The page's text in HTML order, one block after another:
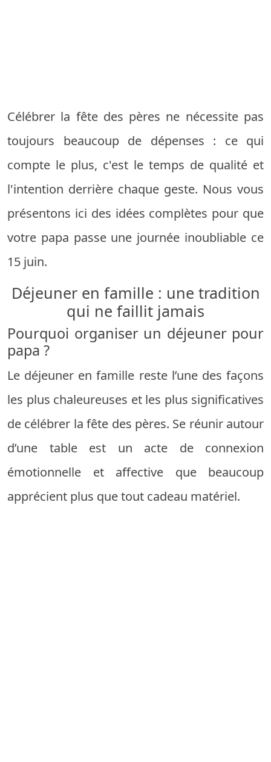
Célébrer la fête des pères ne nécessite pas
toujours beaucoup de dépenses : ce qui
compte le plus, c'est le temps de qualité et
l'intention derrière chaque geste. Nous vous
présentons ici des idées complètes pour que
votre papa passe une journée inoubliable ce
15 juin.
Déjeuner en famille : une tradition
qui ne faillit jamais
Pourquoi organiser un déjeuner pour
papa ?
Le déjeuner en famille reste l’une des façons
les plus chaleureuses et les plus significatives
de célébrer la fête des pères. Se réunir autour
d’une table est un acte de connexion
émotionnelle et affective que beaucoup
apprécient plus que tout cadeau matériel.